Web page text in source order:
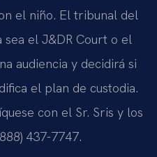
el niño. El tribunal del
sea el J&DR Court o el
audiencia y decidirá si
el plan de custodia.
con el Sr. Sris y los
437-7747.